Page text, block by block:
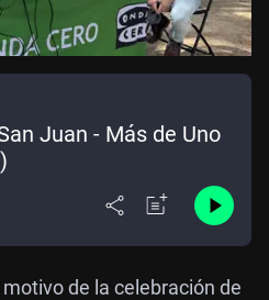
Juan - Más de Uno
de la celebración de